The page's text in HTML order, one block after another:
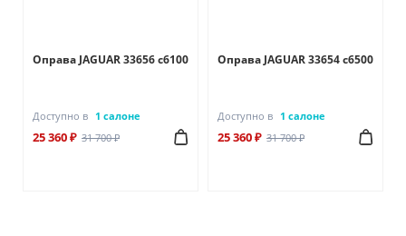
Оправа JAGUAR 33656 c6100
Доступно в 1 салоне
25 360 ₽ 31 700 ₽
Оправа JAGUAR 33654 c6500
Доступно в 1 салоне
25 360 ₽ 31 700 ₽